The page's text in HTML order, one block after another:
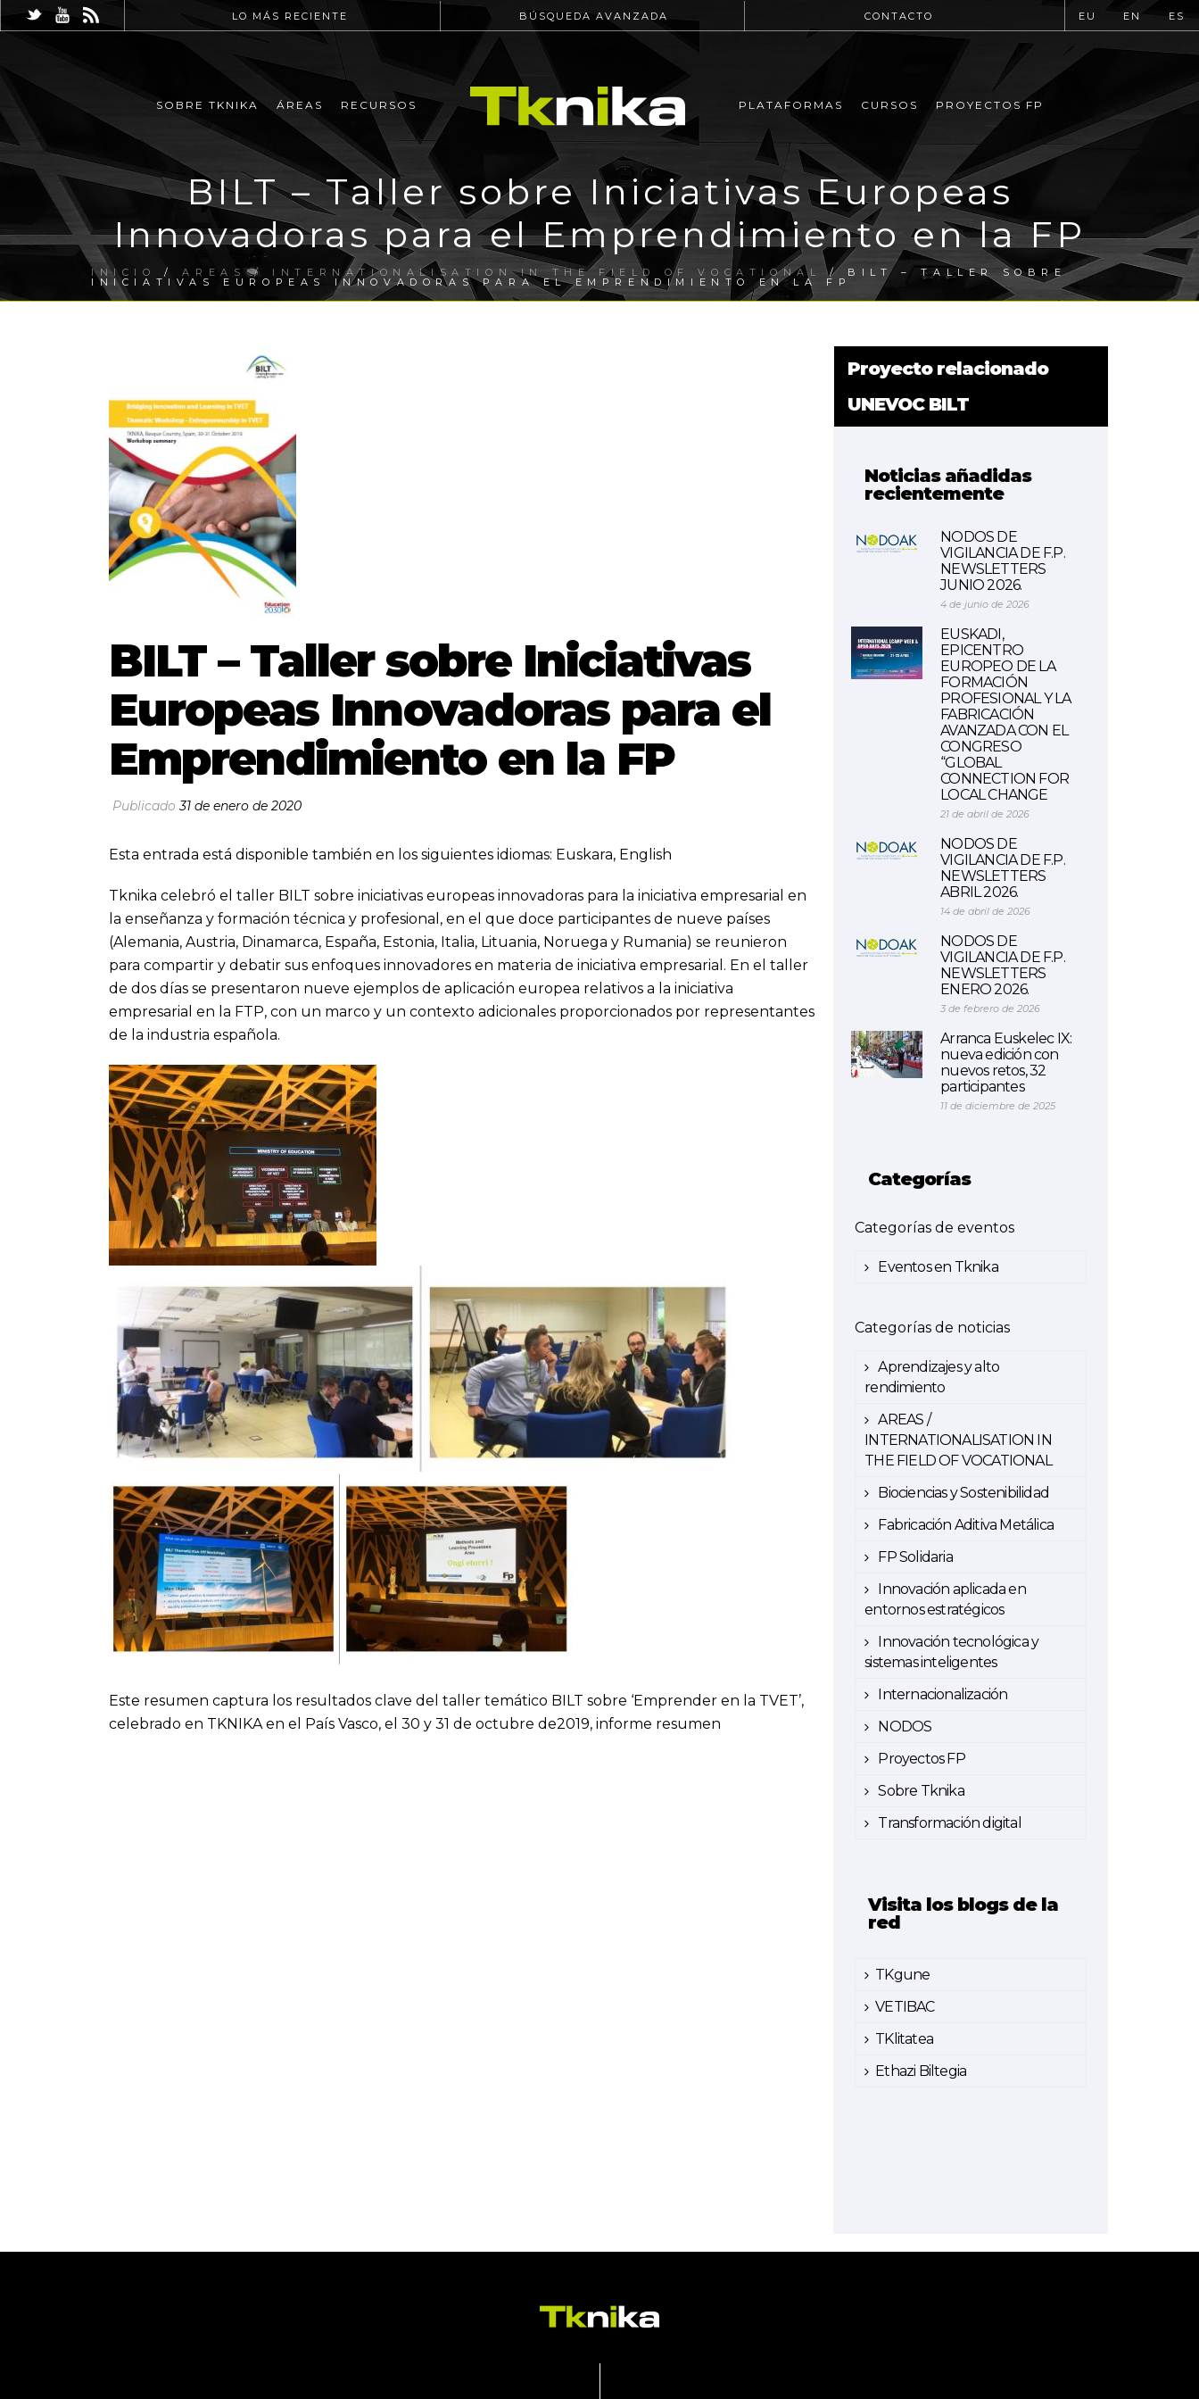
LO MÁS RECIENTE BÚSQUEDA AVANZADA CONTACTO EU EN ES
SOBRE TKNIKA ÁREAS RECURSOS PLATAFORMAS CURSOS PROYECTOS FP
BILT – Taller sobre Iniciativas Europeas
Innovadoras para el Emprendimiento en la FP
INICIO /AREAS / INTERNATIONALISATION IN THE FIELD OF VOCATIONAL / BILT – TALLER SOBRE
INICIATIVAS EUROPEAS INNOVADORAS PARA EL EMPRENDIMIENTO EN LA FP
BILT – Taller sobre Iniciativas
Europeas Innovadoras para el
Emprendimiento en la FP
Publicado31 de enero de 2020
Esta entrada está disponible también en los siguientes idiomas: Euskara, English
Tknika celebró el taller BILT sobre iniciativas europeas innovadoras para la iniciativa empresarial en
la enseñanza y formación técnica y profesional, en el que doce participantes de nueve países
(Alemania, Austria, Dinamarca, España, Estonia, Italia, Lituania, Noruega y Rumania) se reunieron
para compartir y debatir sus enfoques innovadores en materia de iniciativa empresarial. En el taller
de dos días se presentaron nueve ejemplos de aplicación europea relativos a la iniciativa
empresarial en la FTP, con un marco y un contexto adicionales proporcionados por representantes
de la industria española.
Este resumen captura los resultados clave del taller temático BILT sobre ‘Emprender en la TVET’,
celebrado en TKNIKA en el País Vasco, el 30 y 31 de octubre de2019, informe resumen
Proyecto relacionado
UNEVOC BILT
Noticias añadidas
recientemente
NODOS DE
VIGILANCIA DE F.P.
NEWSLETTERS
JUNIO 2026.
4 de junio de 2026
EUSKADI,
EPICENTRO
EUROPEO DE LA
FORMACIÓN
PROFESIONAL Y LA
FABRICACIÓN
AVANZADA CON EL
CONGRESO
“GLOBAL
CONNECTION FOR
LOCAL CHANGE
21 de abril de 2026
NODOS DE
VIGILANCIA DE F.P.
NEWSLETTERS
ABRIL 2026.
14 de abril de 2026
NODOS DE
VIGILANCIA DE F.P.
NEWSLETTERS
ENERO 2026.
3 de febrero de 2026
Arranca Euskelec IX:
nueva edición con
nuevos retos, 32
participantes
11 de diciembre de 2025
Categorías
Categorías de eventos
Eventos en Tknika
Categorías de noticias
Aprendizajes y alto
rendimiento
AREAS /
INTERNATIONALISATION IN
THE FIELD OF VOCATIONAL
Biociencias y Sostenibilidad
Fabricación Aditiva Metálica
FP Solidaria
Innovación aplicada en
entornos estratégicos
Innovación tecnológica y
sistemas inteligentes
Internacionalización
NODOS
Proyectos FP
Sobre Tknika
Transformación digital
Visita los blogs de la
red
TKgune
VETIBAC
TKlitatea
Ethazi Biltegia